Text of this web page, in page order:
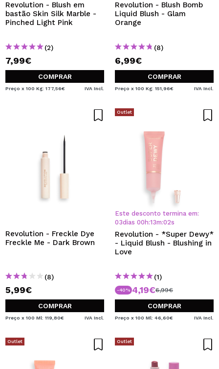
Revolution - Blush em
bastão Skin Silk Marble -
Pinched Light Pink
(2)
7,99€
COMPRAR
Preço x 100 Kg: 177,56€ IVA Incl.
Revolution - Blush Bomb
Liquid Blush - Glam
Orange
(8)
6,99€
COMPRAR
Preço x 100 Kg: 151,96€ IVA Incl.
Revolution - Freckle Dye
Freckle Me - Dark Brown
(8)
5,99€
COMPRAR
Preço x 100 Ml: 119,80€ IVA Incl.
Outlet
Este desconto termina em:
03dias 00 h:13m:02s
Revolution - *Super Dewy*
- Liquid Blush - Blushing in
Love
(1)
-40% 4,19€6,99€
COMPRAR
Preço x 100 Ml: 46,60€ IVA Incl.
Outlet Outlet